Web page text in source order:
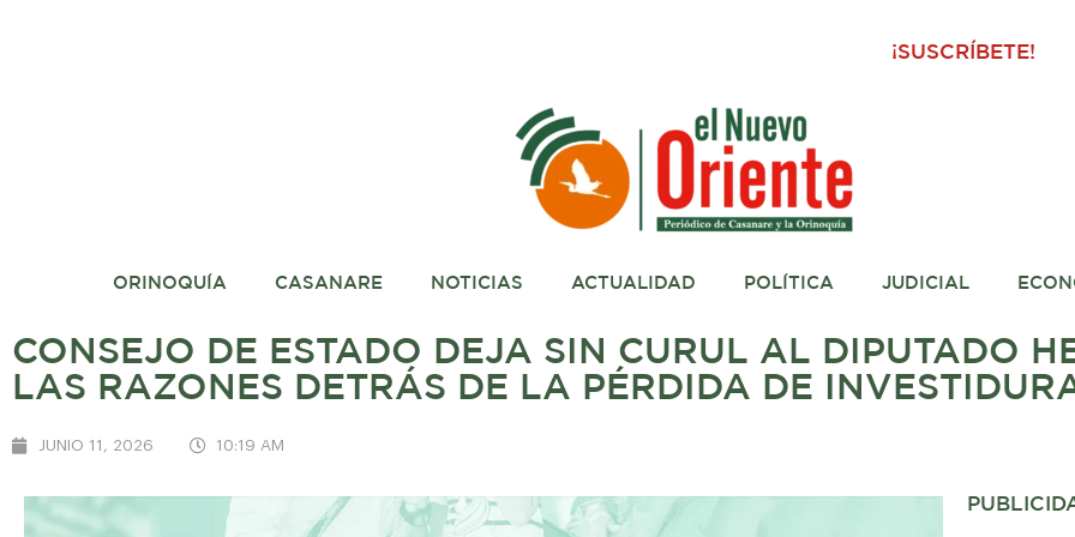
¡SUSCRÍBETE!
ORINOQUÍA CASANARE NOTICIAS ACTUALIDAD POLÍTICA JUDICIAL
CONSEJO DE ESTADO DEJA SIN CURUL AL DIPUTADO
LAS RAZONES DETRÁS DE LA PÉRDIDA DE
JUNIO 11, 2026 10:19 AM